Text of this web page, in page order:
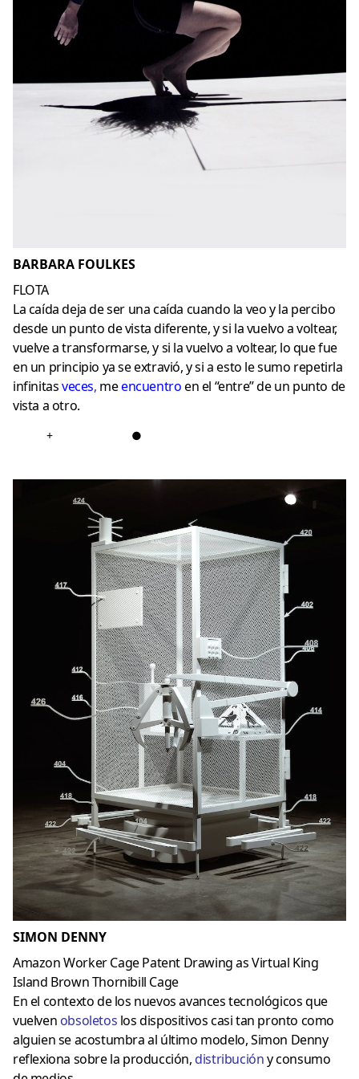
BARBARA FOULKES
FLOTA
La caída deja de ser una caída cuando la veo y la percibo
desde un punto de vista diferente, y si la vuelvo a voltear,
vuelve a transformarse, y si la vuelvo a voltear, lo que fue
en un principio ya se extravió, y si a esto le sumo repetirla
infinitasveces, meencuentroen el “entre” de un punto de
vista a otro.
+ ●
SIMON DENNY
Amazon Worker Cage Patent Drawing as Virtual King
Island Brown Thornibill Cage
En el contexto de los nuevos avances tecnológicos que
vuelven obsoletos los dispositivos casi tan pronto como
alguien se acostumbra al último modelo, Simon Denny
reflexiona sobre la producción, distribucióny consumo